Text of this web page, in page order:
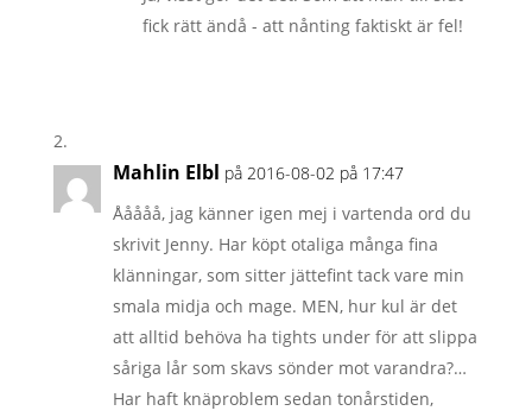
fick rätt ändå - att nånting faktiskt är fel!
Mahlin Elbl på 2016-08-02 på 17:47
Ååååå, jag känner igen mej i vartenda ord du
skrivit Jenny. Har köpt otaliga många fina
klänningar, som sitter jättefint tack vare min
smala midja och mage. MEN, hur kul är det
att alltid behöva ha tights under för att slippa
såriga lår som skavs sönder mot varandra?…
Har haft knäproblem sedan tonårstiden,